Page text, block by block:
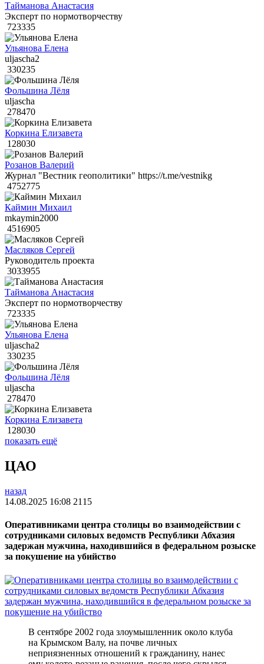
Тайманова Анастасия
Эксперт по нормотворчеству
723335
Ульянова Елена
uljascha2
330235
Фольшина Лёля
uljascha
278470
Коркина Елизавета
128030
Розанов Валерий
Журнал "Вестник геополитики" https://t.me/vestnikg
4752775
Каймин Михаил
mkaymin2000
4516905
Масляков Сергей
Руководитель проекта
3033955
Тайманова Анастасия
Эксперт по нормотворчеству
723335
Ульянова Елена
uljascha2
330235
Фольшина Лёля
uljascha
278470
Коркина Елизавета
128030
показать ещё
ЦАО
назад
14.08.2025 16:08 2115
Оперативниками центра столицы во взаимодействии с
сотрудниками силовых ведомств Республики Абхазия
задержан мужчина, находившийся в федеральном розыске
за покушение на убийство
В сентябре 2002 года злоумышленник около клуба
на Крымском Валу, на почве личных
неприязненных отношений к гражданину, нанес